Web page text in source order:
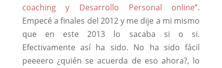
coaching y Desarrollo Personal online”.
Empecé a finales del 2012 y me dije a mi mismo
que en este 2013 lo sacaba si o si.
Efectivamente así ha sido. No ha sido fácil
peeeero ¿quién se acuerda de eso ahora?, lo